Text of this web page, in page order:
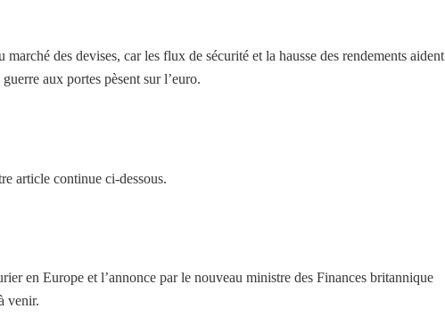
des devises, car les flux de sécurité et la hausse des rendements aident
aux portes pèsent sur l’euro.
article continue ci-dessous.
en Europe et l’annonce par le nouveau ministre des Finances britannique
venir.